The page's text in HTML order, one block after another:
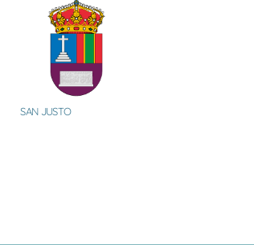
SAN JUSTO